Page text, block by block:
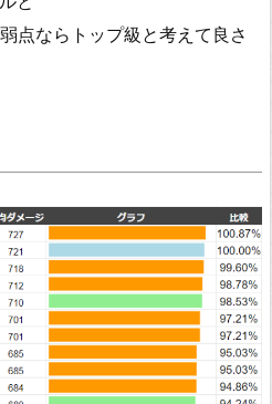
点ならトップ級と考えて良さ